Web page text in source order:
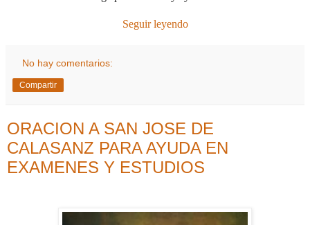
Seguir leyendo
No hay comentarios:
Compartir
ORACION A SAN JOSE DE
CALASANZ PARA AYUDA EN
EXAMENES Y ESTUDIOS